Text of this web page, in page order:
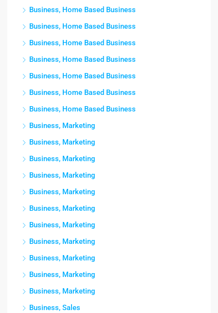
Business, Home Based Business
Business, Home Based Business
Business, Home Based Business
Business, Home Based Business
Business, Home Based Business
Business, Home Based Business
Business, Home Based Business
Business, Marketing
Business, Marketing
Business, Marketing
Business, Marketing
Business, Marketing
Business, Marketing
Business, Marketing
Business, Marketing
Business, Marketing
Business, Marketing
Business, Marketing
Business, Sales